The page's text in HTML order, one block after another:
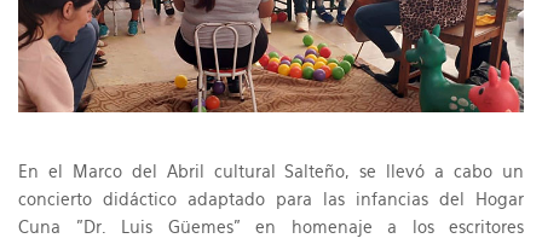
En el Marco del Abril cultural Salteño, se llevó a cabo un
concierto didáctico adaptado para las infancias del Hogar
Cuna "Dr. Luis Güemes" en homenaje a los escritores